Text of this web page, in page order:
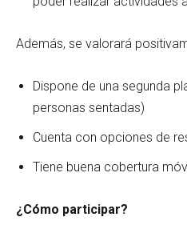
Además, se valorará
Dispone de una segunda
personas sentadas)
Cuenta con opciones de
Tiene buena cobertura
¿Cómo participar?